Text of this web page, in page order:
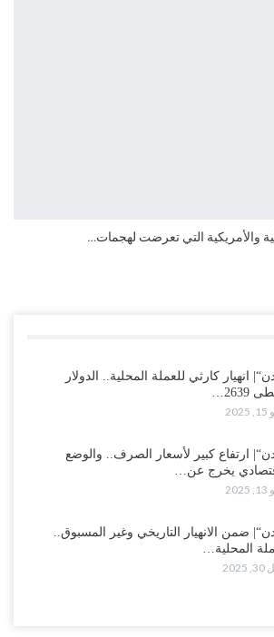
“إنفوجرافيك“..!
انهيار كارثي للعملة المحلية.. الدولار
2639…
ارتفاع كبير لأسعار الصرف.. والوضع
يخرج عن…
ضمن الانهيار التاريخي وغير المسبوق..
المحلية…